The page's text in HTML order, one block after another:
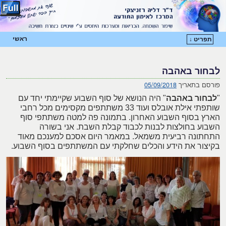
ראשי
תפריט ↓
לבחור באהבה
פורסם בתאריך 05/09/2018
"לבחור באהבה" היה הנושא של סוף השבוע שקיימתי יחד עם
שותפתי אילת אובלס ועוד 33 משתתפים מקסימים מכל רחבי
הארץ בסוף השבוע האחרון. בתמונה פה למטה משתתפי סוף
השבוע בחולצות לבנות לכבוד קבלת השבת. אני בשורה
התחתונה רביעית משמאל. במאמר היום אסכם למענכם מאוד
בקיצור את הידע והכלים שחלקתי עם המשתתפים בסוף השבוע.